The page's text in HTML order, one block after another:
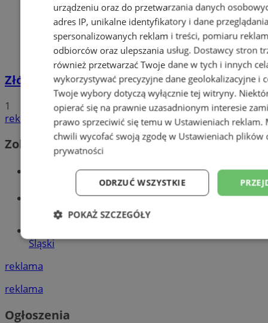
Złóż wniosek o dodatek węglowy
1
reklama
Zobacz również
Wiadomości kryminalne w Wodzisławiu
Wiadomości lokalne
Śląski
reklama
reklama
Ogłoszenia
urządzeniu oraz do przetwarzania danych
adres IP, unikalne identyfikatory i dane
spersonalizowanych reklam i treści, pomiaru
odbiorców oraz ulepszania usług. Dostawcy stron
również przetwarzać Twoje dane w tych i innych
wykorzystywać precyzyjne dane geolokalizacyjne i
Twoje wybory dotyczą wyłącznie tej witryny.
opierać się na prawnie uzasadnionym interesie
prawo sprzeciwić się temu w Ustawieniach reklam.
chwili wycofać swoją zgodę w Ustawieniach plików
prywatności
ODRZUĆ WSZYSTKIE
POKAŻ SZCZEGÓŁY
Niezbędne Wydajność